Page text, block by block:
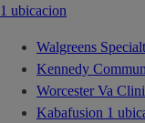
1 ubicacion
Walgreens
Kennedy
Worcester Va
Kabafusion 1